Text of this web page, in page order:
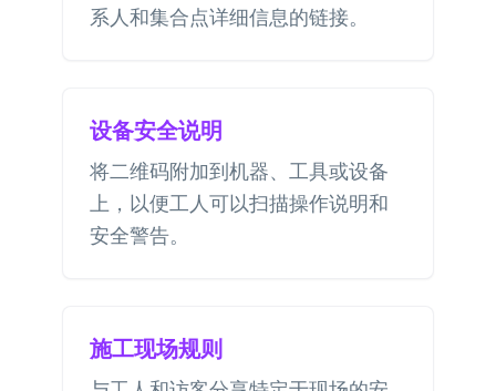
系人和集合点详细信息的链接。
设备安全说明
将二维码附加到机器、工具或设备
上，以便工人可以扫描操作说明和
安全警告。
施工现场规则